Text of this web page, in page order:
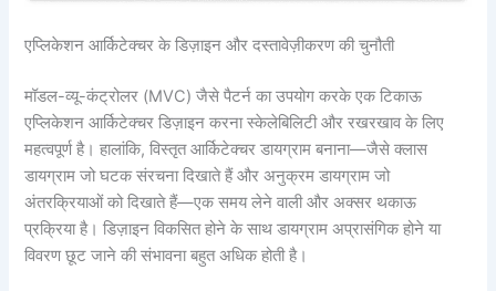
एप्लिकेशन आर्किटेक्चर के डिज़ाइन और दस्तावेज़ीकरण की चुनौती
मॉडल-व्यू-कंट्रोलर (MVC) जैसे पैटर्न का उपयोग करके एक टिकाऊ
एप्लिकेशन आर्किटेक्चर डिज़ाइन करना स्केलेबिलिटी और रखरखाव के लिए
महत्वपूर्ण है। हालांकि, विस्तृत आर्किटेक्चर डायग्राम बनाना—जैसे क्लास
डायग्राम जो घटक संरचना दिखाते हैं और अनुक्रम डायग्राम जो
अंतरक्रियाओं को दिखाते हैं—एक समय लेने वाली और अक्सर थकाऊ
प्रक्रिया है। डिज़ाइन विकसित होने के साथ डायग्राम अप्रासंगिक होने या
विवरण छूट जाने की संभावना बहुत अधिक होती है।